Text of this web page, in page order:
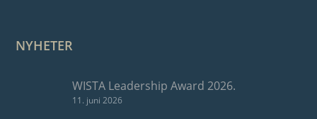
NYHETER
WISTA Leadership Award 2026.
11. juni 2026